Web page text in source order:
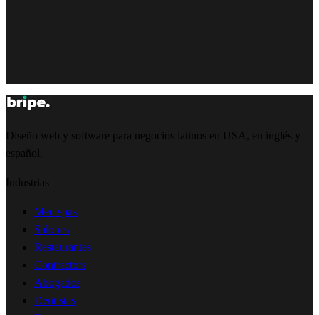
Diseño web y software para negocios latinos en USA, en inglés y
español.
Industrias
Med spas
Salones
Restaurantes
Contractors
Abogados
Dentistas